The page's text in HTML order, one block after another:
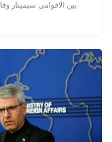
بین الاقوامی سیمینار